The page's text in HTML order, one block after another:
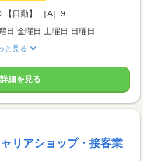
【日勤】 ［A］9...
日 金曜日 土曜日 日曜日
と見る
細を見る
リアショップ・接客業